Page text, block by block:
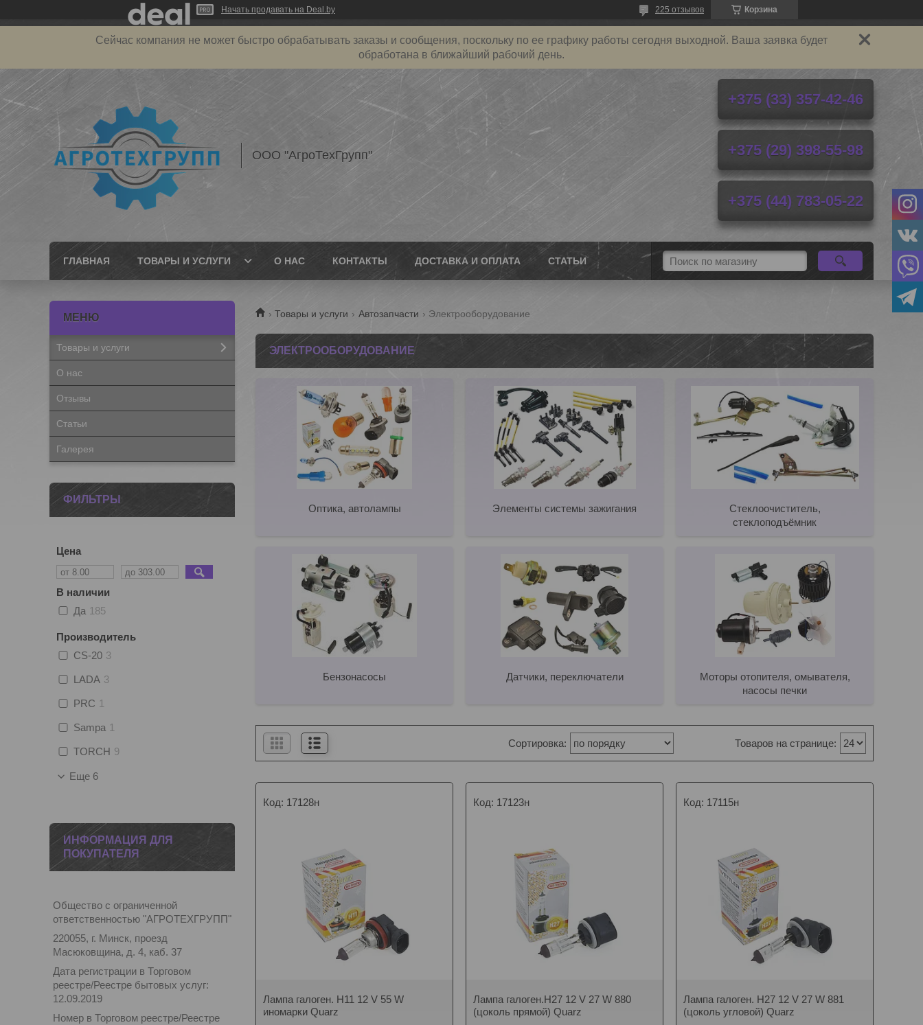
Начать продавать на Deal.by Корзина
225 отзывов
Сейчас компания не может быстро обрабатывать заказы и сообщения, поскольку по ее графику работы сегодня выходной. Ваша заявка будет
обработана в ближайший рабочий день.
ООО "АгроТехГрупп"
+375 (33) 357-42-46
+375 (29) 398-55-98
+375 (44) 783-05-22
ГЛАВНАЯ ТОВАРЫ И УСЛУГИ О НАС КОНТАКТЫ ДОСТАВКА И ОПЛАТА СТАТЬИ
Товары и услуги Автозапчасти Электрооборудование
ЭЛЕКТРООБОРУДОВАНИЕ
Оптика, автолампы Элементы системы зажигания
Стеклоочиститель,
стеклоподъёмник
Бензонасосы Датчики, переключатели
Моторы отопителя, омывателя,
насосы печки
17128н
Лампа галоген. H11 12 V 55 W
иномарки Quarz
17123н
Лампа галоген.H27 12 V 27 W 880
(цоколь прямой) Quarz
17115н
Лампа галоген. H27 12 V 27 W 881
(цоколь угловой) Quarz
Товары и услуги
О нас
Отзывы
Статьи
Галерея
ФИЛЬТРЫ
Цена
В наличии
Да 185
Производитель
CS-20 3
LADA 3
PRC 1
Sampa 1
TORCH 9
Еще 6
ИНФОРМАЦИЯ ДЛЯ
ПОКУПАТЕЛЯ
Общество с ограниченной
ответственностью "АГРОТЕХГРУПП"
220055, г. Минск, проезд
Масюковщина, д. 4, каб. 37
Дата регистрации в Торговом
реестре/Реестре бытовых услуг:
12.09.2019
Номер в Торговом реестре/Реестре